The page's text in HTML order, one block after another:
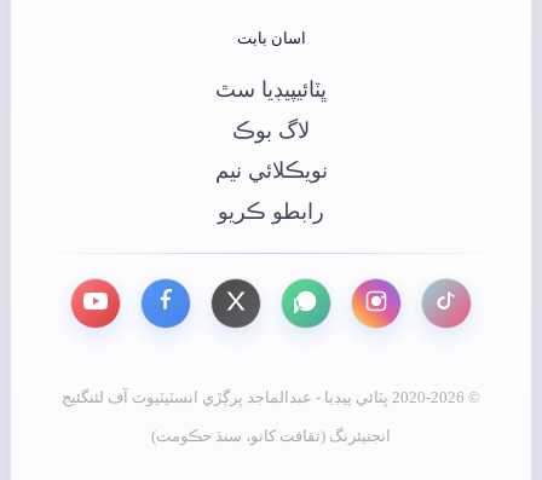
اسان بابت
ڀٽائيپيڊيا سٿ
لاگ بوڪ
نويڪلائي نيم
رابطو ڪريو
© 2020-2026 ڀٽائي پيڊيا - عبدالماجد ڀرڳڙي انسٽيٽيوٽ آف لئنگئيج
انجنيئرنگ (ثقافت کاتو، سنڌ حڪومت)